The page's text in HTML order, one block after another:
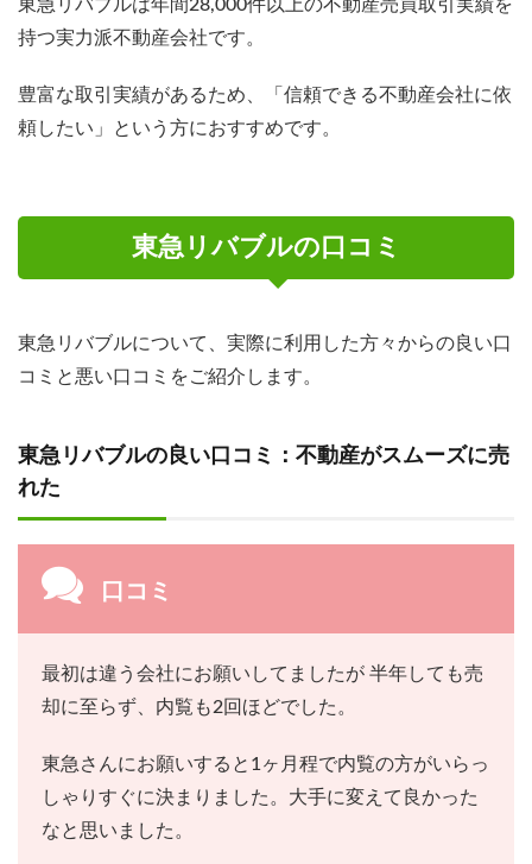
東急リバブルは年間28,000件以上の不動産売買取引実績を
持つ実力派不動産会社です。
豊富な取引実績があるため、「信頼できる不動産会社に依
頼したい」という方におすすめです。
東急リバブルの口コミ
東急リバブルについて、実際に利用した方々からの良い口
コミと悪い口コミをご紹介します。
東急リバブルの良い口コミ：不動産がスムーズに売
れた
口コミ
最初は違う会社にお願いしてましたが 半年しても売
却に至らず、内覧も2回ほどでした。
東急さんにお願いすると1ヶ月程で内覧の方がいらっ
しゃりすぐに決まりました。大手に変えて良かった
なと思いました。